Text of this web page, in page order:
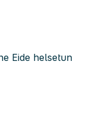
Eide helsetun